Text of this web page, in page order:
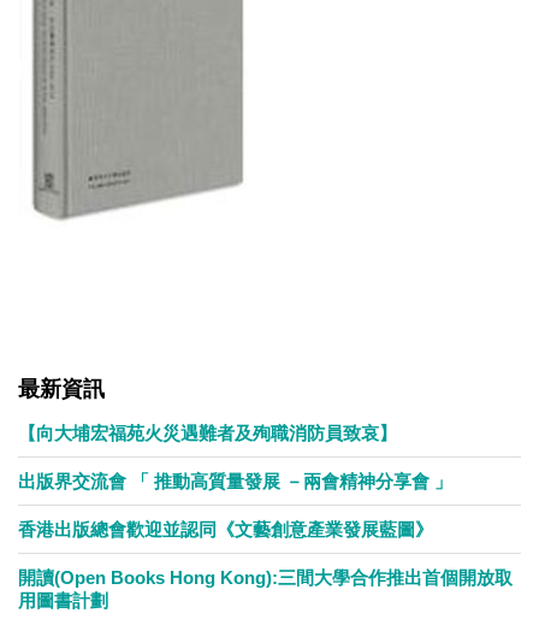
最新資訊
【向大埔宏福苑火災遇難者及殉職消防員致哀】
出版界交流會 「 推動高質量發展 －兩會精神分享會 」
香港出版總會歡迎並認同《文藝創意產業發展藍圖》
開讀(Open Books Hong Kong):三間大學合作推出首個開放取
用圖書計劃